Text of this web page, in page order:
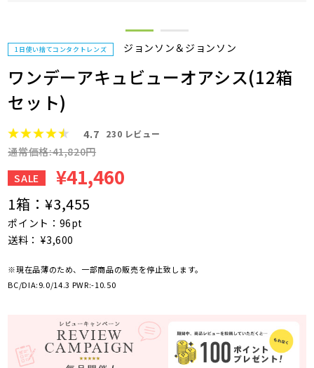
1日使い捨てコンタクトレンズ ジョンソン＆ジョンソン
ワンデーアキュビューオアシス(12箱
セット)
4.7 230 レビュー
通常価格:41,820円
SALE
¥41,460
1箱：¥3,455
ポイント：96pt
送料： ¥3,600
※現在品薄のため、一部商品の販売を停止致します。
BC/DIA:9.0/14.3 PWR:-10.50